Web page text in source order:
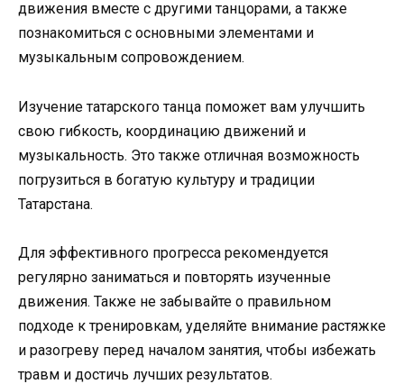
движения вместе с другими танцорами, а также
познакомиться с основными элементами и
музыкальным сопровождением.
Изучение татарского танца поможет вам улучшить
свою гибкость, координацию движений и
музыкальность. Это также отличная возможность
погрузиться в богатую культуру и традиции
Татарстана.
Для эффективного прогресса рекомендуется
регулярно заниматься и повторять изученные
движения. Также не забывайте о правильном
подходе к тренировкам, уделяйте внимание растяжке
и разогреву перед началом занятия, чтобы избежать
травм и достичь лучших результатов.